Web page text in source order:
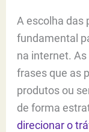
A escolha das
fundamental
na internet.
frases que as
produtos ou
de forma
direcionar o